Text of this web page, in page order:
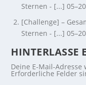
Sternen - [...]
[Challenge] –
Sternen - [...]
HINTERLASSE
Deine E-Mail-
Erforderliche Felder